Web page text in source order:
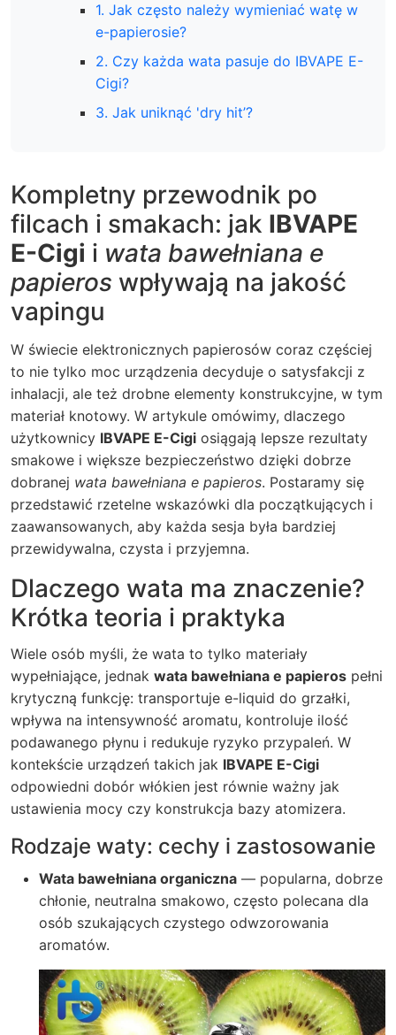
1. Jak często należy wymieniać watę w
e-papierosie?
2. Czy każda wata pasuje do IBVAPE E-
Cigi?
3. Jak uniknąć 'dry hit’?
Kompletny przewodnik po
filcach i smakach: jak IBVAPE
E-Cigi i wata bawełniana e
papieros wpływają na jakość
vapingu
W świecie elektronicznych papierosów coraz częściej
to nie tylko moc urządzenia decyduje o satysfakcji z
inhalacji, ale też drobne elementy konstrukcyjne, w tym
materiał knotowy. W artykule omówimy, dlaczego
użytkownicy IBVAPE E-Cigi osiągają lepsze rezultaty
smakowe i większe bezpieczeństwo dzięki dobrze
dobranej wata bawełniana e papieros. Postaramy się
przedstawić rzetelne wskazówki dla początkujących i
zaawansowanych, aby każda sesja była bardziej
przewidywalna, czysta i przyjemna.
Dlaczego wata ma znaczenie?
Krótka teoria i praktyka
Wiele osób myśli, że wata to tylko materiały
wypełniające, jednak wata bawełniana e papieros pełni
krytyczną funkcję: transportuje e-liquid do grzałki,
wpływa na intensywność aromatu, kontroluje ilość
podawanego płynu i redukuje ryzyko przypaleń. W
kontekście urządzeń takich jak IBVAPE E-Cigi
odpowiedni dobór włókien jest równie ważny jak
ustawienia mocy czy konstrukcja bazy atomizera.
Rodzaje waty: cechy i zastosowanie
Wata bawełniana organiczna — popularna, dobrze
chłonie, neutralna smakowo, często polecana dla
osób szukających czystego odwzorowania
aromatów.